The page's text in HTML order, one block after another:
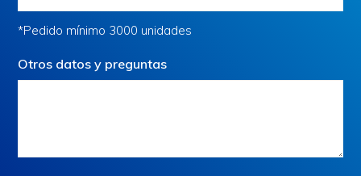
*Pedido mínimo 3000 unidades
Otros datos y preguntas